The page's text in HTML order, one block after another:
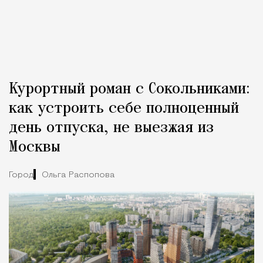
Курортный роман с Сокольниками:
как устроить себе полноценный
день отпуска, не выезжая из
Москвы
Город Ольга Распопова